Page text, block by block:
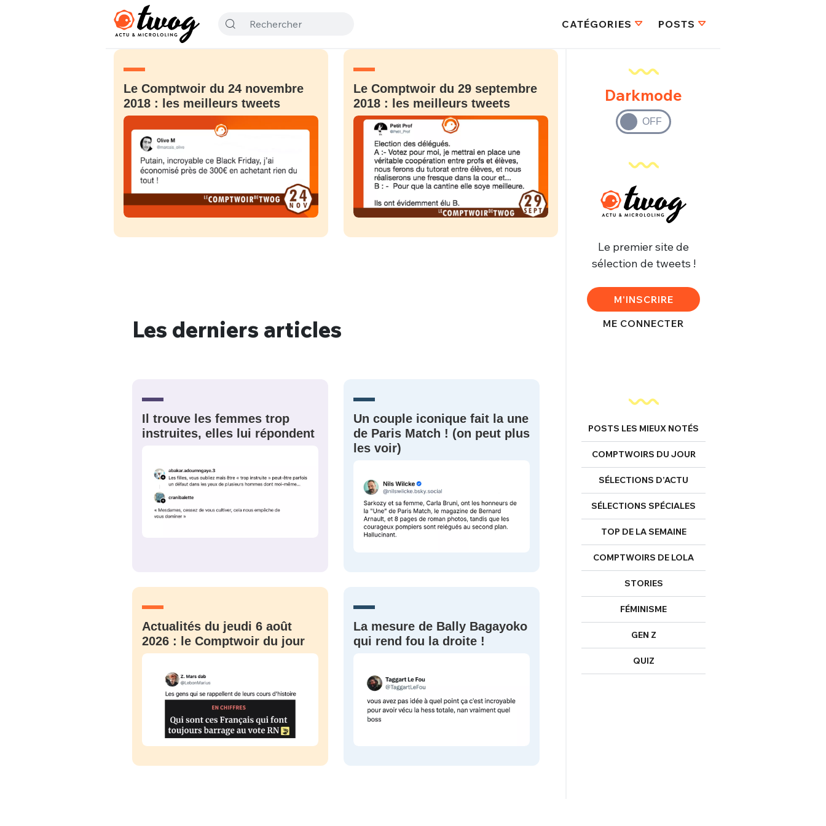
CATÉGORIES POSTS
Le Comptwoir du 24 novembre
2018 : les meilleurs tweets
Le Comptwoir du 29 septembre
2018 : les meilleurs tweets
Les derniers articles
Il trouve les femmes trop
instruites, elles lui répondent
Un couple iconique fait la une
de Paris Match ! (on peut plus
les voir)
Actualités du jeudi 6 août
2026 : le Comptwoir du jour
La mesure de Bally Bagayoko
qui rend fou la droite !
Darkmode
Le premier site de
sélection de tweets !
M'INSCRIRE
ME CONNECTER
POSTS LES MIEUX NOTÉS
COMPTWOIRS DU JOUR
SÉLECTIONS D’ACTU
SÉLECTIONS SPÉCIALES
TOP DE LA SEMAINE
COMPTWOIRS DE LOLA
STORIES
FÉMINISME
GEN Z
QUIZ
FERMER
PSEUDO
PASSWORD*
PSEUDO
Mot de passe perdu ?
CONNEXION
VOTRE PARTICIPATION
Que souhaitez-vous proposer ?
Quelques
tweets
Ma propre
sélection
Un Thread
C'EST PARTI